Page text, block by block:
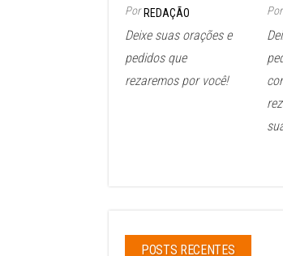
Por REDAÇÃO
Deixe suas orações e
pedidos que
rezaremos por você!
Por
POSTS RECENTES